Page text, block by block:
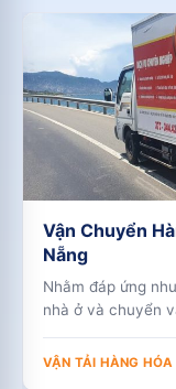
Vận Chuyển
Nẵng
Nhằm đáp ứng
nhà ở và chuyển
VẬN TẢI HÀNG HÓA